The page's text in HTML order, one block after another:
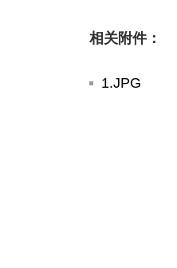
相关附件：
1.JPG